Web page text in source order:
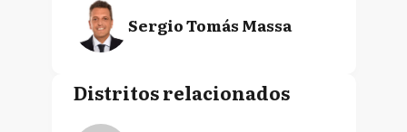
Sergio Tomás Massa
Distritos relacionados